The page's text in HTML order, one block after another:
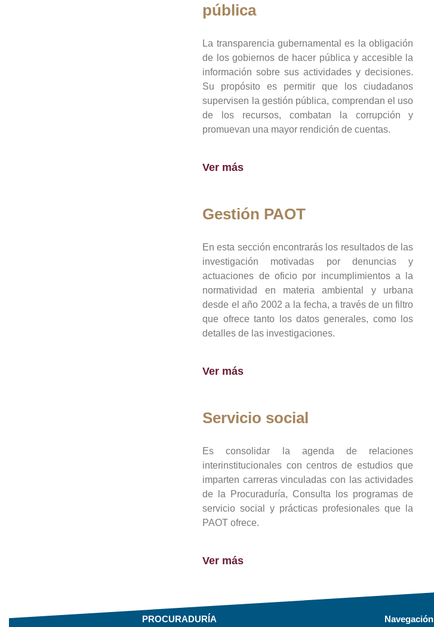
pública
La transparencia gubernamental es la obligación
de los gobiernos de hacer pública y accesible la
información sobre sus actividades y decisiones.
Su propósito es permitir que los ciudadanos
supervisen la gestión pública, comprendan el uso
de los recursos, combatan la corrupción y
promuevan una mayor rendición de cuentas.
Ver más
Gestión PAOT
En esta sección encontrarás los resultados de las
investigación motivadas por denuncias y
actuaciones de oficio por incumplimientos a la
normatividad en materia ambiental y urbana
desde el año 2002 a la fecha, a través de un filtro
que ofrece tanto los datos generales, como los
detalles de las investigaciones.
Ver más
Servicio social
Es consolidar la agenda de relaciones
interinstitucionales con centros de estudios que
imparten carreras vinculadas con las actividades
de la Procuraduría, Consulta los programas de
servicio social y prácticas profesionales que la
PAOT ofrece.
Ver más
PROCURADURÍA Navegación